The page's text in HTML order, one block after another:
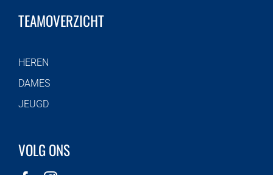
TEAMOVERZICHT
HEREN
DAMES
JEUGD
VOLG ONS